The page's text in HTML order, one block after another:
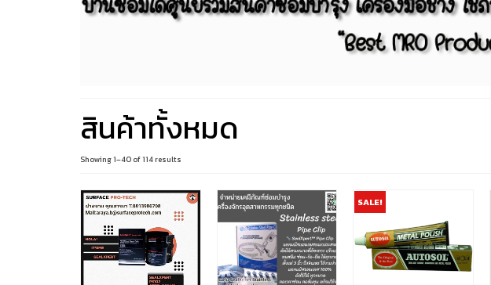
สินค้าทั้งหมด
Showing 1–40 of 114 results
latest
SALE!